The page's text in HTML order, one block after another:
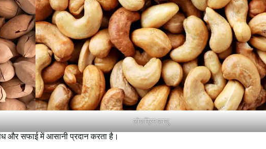
लोकप्रिय काजू
और सफाई में आसानी प्रदान करता है।